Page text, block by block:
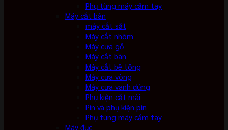
Phụ tùng máy cầm tay
Máy cắt bàn
máy cắt sắt
Máy cắt nhôm
Máy cưa gỗ
Máy cắt bàn
Máy cắt bê tông
Máy cưa vòng
Máy cưa vanh đứng
Phụ kiện cắt mài
Pin và phụ kiện pin
Phụ tùng máy cầm tay
Máy đục